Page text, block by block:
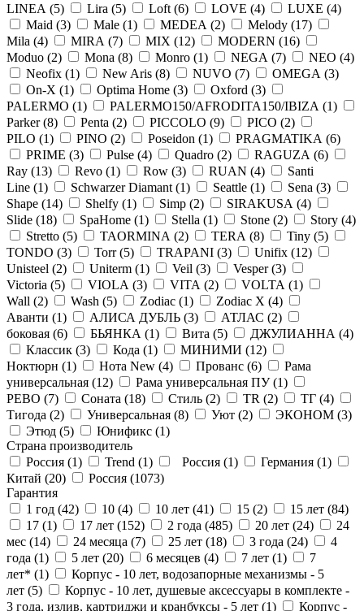
LINEA (5) Lira (5) Loft (6) LOVE (4) LUXE (4)
Maid (3) Male (1) MEDEA (2) Melody (17)
Mila (4) MIRA (7) MIX (12) MODERN (16)
Moduo (2) Mona (8) Monro (1) NEGA (7) NEO (4)
Neofix (1) New Aris (8) NUVO (7) OMEGA (3)
On-X (1) Optima Home (3) Oxford (3)
PALERMO (1) PALERMO150/AFRODITA150/IBIZA (1)
Parker (8) Penta (2) PICCOLO (9) PICO (2)
PILO (1) PINO (2) Poseidon (1) PRAGMATIKA (6)
PRIME (3) Pulse (4) Quadro (2) RAGUZA (6)
Ray (13) Revo (1) Row (3) RUAN (4)
Santi
Line (1) Schwarzer Diamant (1) Seattle (1) Sena (3)
Shape (14) Shelfy (1) Simp (2) SIRAKUSA (4)
Slide (18) SpaHome (1) Stella (1) Stone (2) Story (4)
Stretto (5) TAORMINA (2) TERA (8) Tiny (5)
TONDO (3) Torr (5) TRAPANI (3) Unifix (12)
Unisteel (2) Uniterm (1) Veil (3) Vesper (3)
Victoria (5) VIOLA (3) VITA (2) VOLTA (1)
Wall (2) Wash (5) Zodiac (1) Zodiac X (4)
Аванти (1) АЛИСА ДУБЛЬ (3) АТЛАС (2)
боковая (6) БЬЯНКА (1) Вита (5) ДЖУЛИАННА (4)
Классик (3) Кода (1) МИНИМИ (12)
Ноктюрн (1) Нота New (4) Прованс (6)
Рама
универсальная (12) Рама универсальная ПУ (1)
РЕВО (7) Соната (18) Стиль (2) ТR (2) ТГ (4)
Тигода (2) Универсальная (8) Уют (2) ЭКОНОМ (3)
Этюд (5) Юнификс (1)
Страна производитель
Россия (1) Trend (1) Россия (1) Германия (1)
Китай (20) Россия (1073)
Гарантия
1 год (42) 10 (4) 10 лет (41) 15 (2) 15 лет (84)
17 (1) 17 лет (152) 2 года (485) 20 лет (24)
24
мес (14) 24 месяца (7) 25 лет (18) 3 года (24)
4
года (1) 5 лет (20) 6 месяцев (4) 7 лет (1)
7
лет* (1)
Корпус - 10 лет, водозапорные механизмы - 5
лет (5)
Корпус - 10 лет, душевые аксессуары в комплекте -
3 года, излив, картриджи и кранбуксы - 5 лет (1) Корпус -